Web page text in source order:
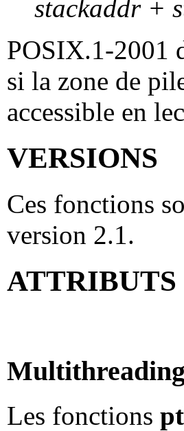
stackaddr +
POSIX.1-2001
si la zone de
accessible en
VERSIONS
Ces fonctions
version 2.1.
ATTRIBUTS
Les fonctions